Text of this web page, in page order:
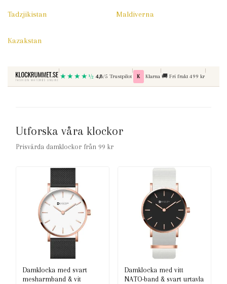
Tadzjikistan Maldiverna
Kazakstan
|
★★★★½ 4,8/5 Trustpilot
|
K
Betala med
Klarna
|
🚚 Fri frakt vid kop over
Fri frakt 499 kr
|
Utforska våra klockor
Prisvärda damklockor från 99 kr
Damklocka med svart
mesharmband & vit
Damklocka med vitt
NATO-band & svart urtavla